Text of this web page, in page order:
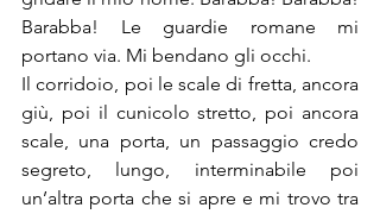
Barabba! Le guardie romane mi
portano via. Mi bendano gli occhi.
Il corridoio, poi le scale di fretta, ancora
giù, poi il cunicolo stretto, poi ancora
scale, una porta, un passaggio credo
segreto, lungo, interminabile poi
un’altra porta che si apre e mi trovo tra